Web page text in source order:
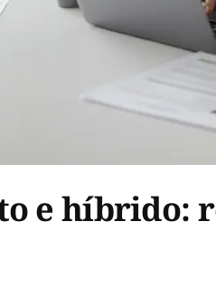
e híbrido: